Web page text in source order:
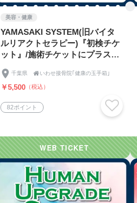
美容・健康
YAMASAKI SYSTEM(旧バイタ
ルリアクトセラピー)『初検チケ
ット』/施術チケットにプラスし
千葉県 いわせ接骨院｢健康の玉手箱｣
￥5,500 （税込）
82ポイント